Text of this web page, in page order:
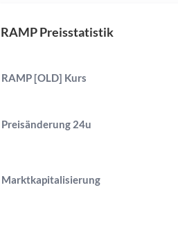
RAMP Preisstatistik
RAMP [OLD] Kurs
Preisänderung 24u
Marktkapitalisierung